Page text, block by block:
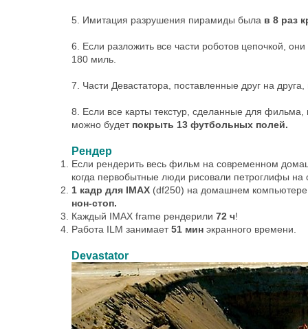
5. Имитация разрушения пирамиды была в 8 раз
6. Если разложить все части роботов цепочкой, они
180 миль.
7. Части Девастатора, поставленные друг на
8. Если все карты текстур, сделанные для
можно будет покрыть 13 футбольных полей.
Рендер
Если рендерить весь фильм на современном
когда первобытные люди рисовали петроглифы на
1 кадр для IMAX(df250) на домашнем компьютере
нон-стоп.
Каждый IMAX frame рендерили 72 ч!
Работа ILM занимает51 мин экранного времени.
Devastator